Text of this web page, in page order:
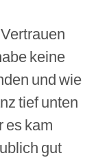
keine
und wie
tief unten
es kam
gut